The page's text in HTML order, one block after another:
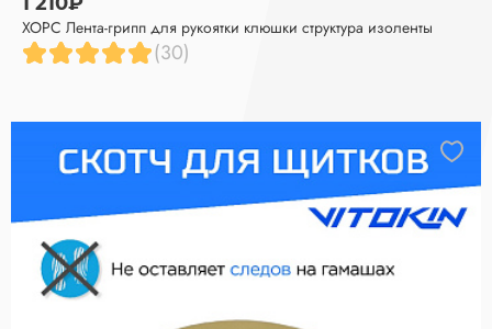
ХОРС Лента-грипп для рукоятки клюшки структура изоленты
(30)